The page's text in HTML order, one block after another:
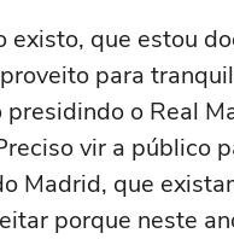
existo, que estou
para
presidindo o Real
vir a público
Madrid, que
porque neste